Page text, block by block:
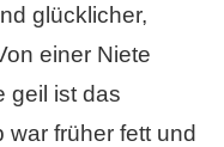
glücklicher,
einer Niete
geil ist das
war früher fett und